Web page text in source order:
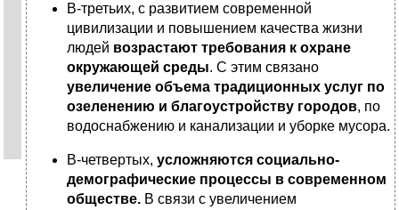
В-третьих, с развитием современной
цивилизации и повышением качества жизни
людей возрастают требования к охране
окружающей среды. С этим связано
увеличение объема традиционных услуг по
озеленению и благоустройству городов, по
водоснабжению и канализации и уборке мусора.
В-четвертых, усложняются социально-
демографические процессы в современном
обществе. В связи с увеличением